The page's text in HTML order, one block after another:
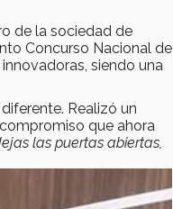
de la sociedad de
Concurso Nacional de
siendo una
Realizó un
que ahora
las puertas abiertas,